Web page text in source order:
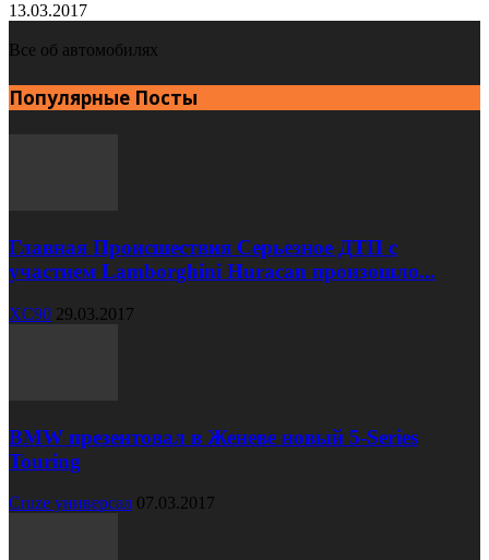
13.03.2017
Все об автомобилях
Популярные Посты
Главная Происшествия Серьезное ДТП с
участием Lamborghini Huracan произошло...
XC90 29.03.2017
BMW презентовал в Женеве новый 5-Series
Touring
Cruze универсал 07.03.2017